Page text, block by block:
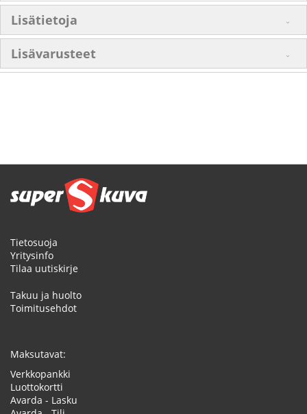
Lisätietoja
Lisävarusteet
Tietosuoja
Yritysinfo
Tilaa uutiskirje
Takuu ja huolto
Toimitusehdot
Maksutavat:
Verkkopankki
Luottokortti
Avarda - Lasku